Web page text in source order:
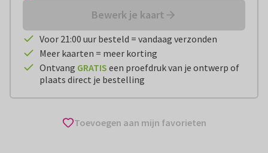
Bewerk je kaart
Voor 21:00 uur besteld = vandaag verzonden
Meer kaarten = meer korting
Ontvang GRATIS een proefdruk van je ontwerp of
plaats direct je bestelling
Toevoegen aan mijn favorieten